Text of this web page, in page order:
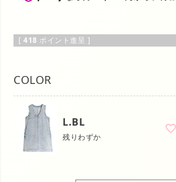
[ 418 ポイント進呈 ]
COLOR
L.BL
残りわずか